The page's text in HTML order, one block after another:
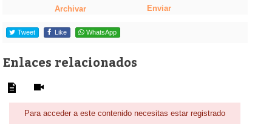
Archivar Enviar
Tweet Like WhatsApp
Enlaces relacionados
Para acceder a este contenido necesitas estar registrado